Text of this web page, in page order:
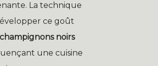
La technique
ce goût
noirs
une cuisine